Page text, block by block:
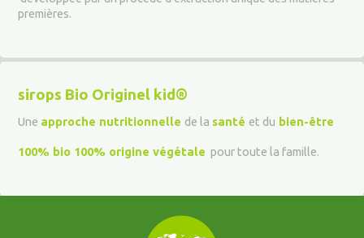
premières.
sirops Bio Originel kid®
Une approche nutritionnelle de la santé et du bien-être
100% bio 100% origine végétale pour toute la famille.